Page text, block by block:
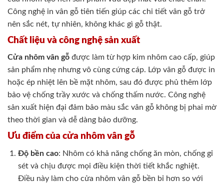
Công nghệ in vân gỗ tiên tiến giúp các chi tiết vân gỗ trở
nên sắc nét, tự nhiên, không khác gì gỗ thật.
Chất liệu và công nghệ sản xuất
Cửa nhôm vân gỗ được làm từ hợp kim nhôm cao cấp, giúp
sản phẩm nhẹ nhưng vô cùng cứng cáp. Lớp vân gỗ được in
hoặc ép nhiệt lên bề mặt nhôm, sau đó được phủ thêm lớp
bảo vệ chống trầy xước và chống thấm nước. Công nghệ
sản xuất hiện đại đảm bảo màu sắc vân gỗ không bị phai mờ
theo thời gian và dễ dàng bảo dưỡng.
Ưu điểm của cửa nhôm vân gỗ
Độ bền cao: Nhôm có khả năng chống ăn mòn, chống gỉ
sét và chịu được mọi điều kiện thời tiết khắc nghiệt.
Điều này làm cho cửa nhôm vân gỗ bền bỉ hơn so với